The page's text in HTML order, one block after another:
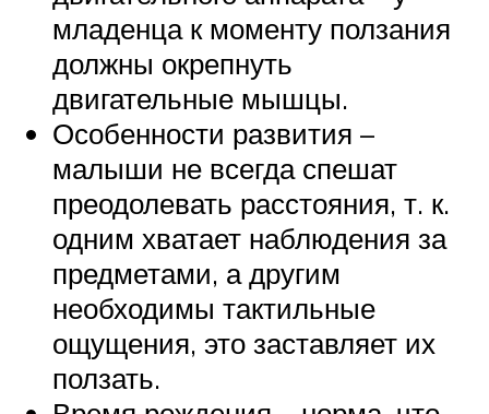
младенца к моменту ползания
должны окрепнуть
двигательные мышцы.
Особенности развития –
малыши не всегда спешат
преодолевать расстояния, т. к.
одним хватает наблюдения за
предметами, а другим
необходимы тактильные
ощущения, это заставляет их
ползать.